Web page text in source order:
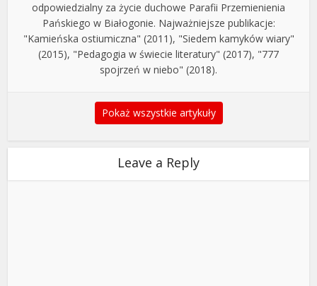
odpowiedzialny za życie duchowe Parafii Przemienienia
Pańskiego w Białogonie. Najważniejsze publikacje:
"Kamieńska ostiumiczna" (2011), "Siedem kamyków wiary"
(2015), "Pedagogia w świecie literatury" (2017), "777
spojrzeń w niebo" (2018).
Pokaż wszystkie artykuły
Leave a Reply